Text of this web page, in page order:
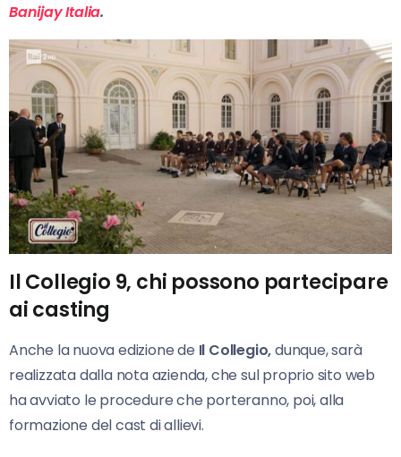
Banijay Italia.
Il Collegio 9, chi possono partecipare
ai casting
Anche la nuova edizione de Il Collegio,dunque, sarà
realizzata dalla nota azienda, che sul proprio sito web
ha avviato le procedure che porteranno, poi, alla
formazione del cast di allievi.